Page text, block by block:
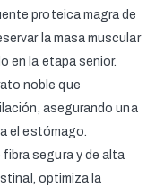
proteica magra de
la masa muscular
en la etapa senior.
noble que
asegurando una
el estómago.
fibra segura y de alta
optimiza la